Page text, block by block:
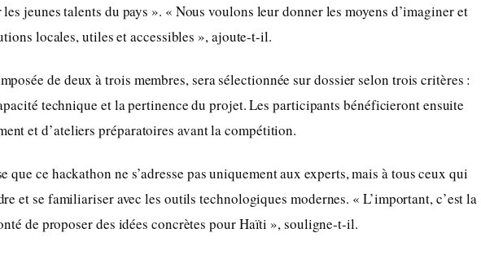
jeunes talents du pays ». « Nous voulons leur donner les moyens d’imaginer et
locales, utiles et accessibles », ajoute-t-il.
de deux à trois membres, sera sélectionnée sur dossier selon trois critères :
technique et la pertinence du projet. Les participants bénéficieront ensuite
et d’ateliers préparatoires avant la compétition.
que ce hackathon ne s’adresse pas uniquement aux experts, mais à tous ceux qui
et se familiariser avec les outils technologiques modernes. « L’important, c’est la
de proposer des idées concrètes pour Haïti », souligne-t-il.